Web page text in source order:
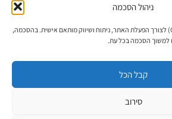
ניהול הסכמה
אנו משתמשים בעוגיות (Cookies) לצורך הפעלת האתר, ניתוח ושיווק מותאם אישית. בהסכמה,
למשוך הסכמה בכל עת.
קבל הכל
סירוב
ירושלים